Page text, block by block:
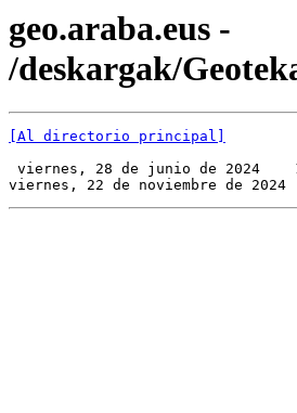
geo.araba.eus -
/deskargak/
[Al directorio principal]
viernes, 28 de junio de 2024
viernes, 22 de noviembre de